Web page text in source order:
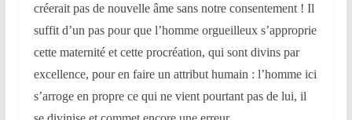
créerait pas de nouvelle âme sans notre consentement ! Il
suffit d’un pas pour que l’homme orgueilleux s’approprie
cette maternité et cette procréation, qui sont divins par
excellence, pour en faire un attribut humain : l’homme ici
s’arroge en propre ce qui ne vient pourtant pas de lui, il